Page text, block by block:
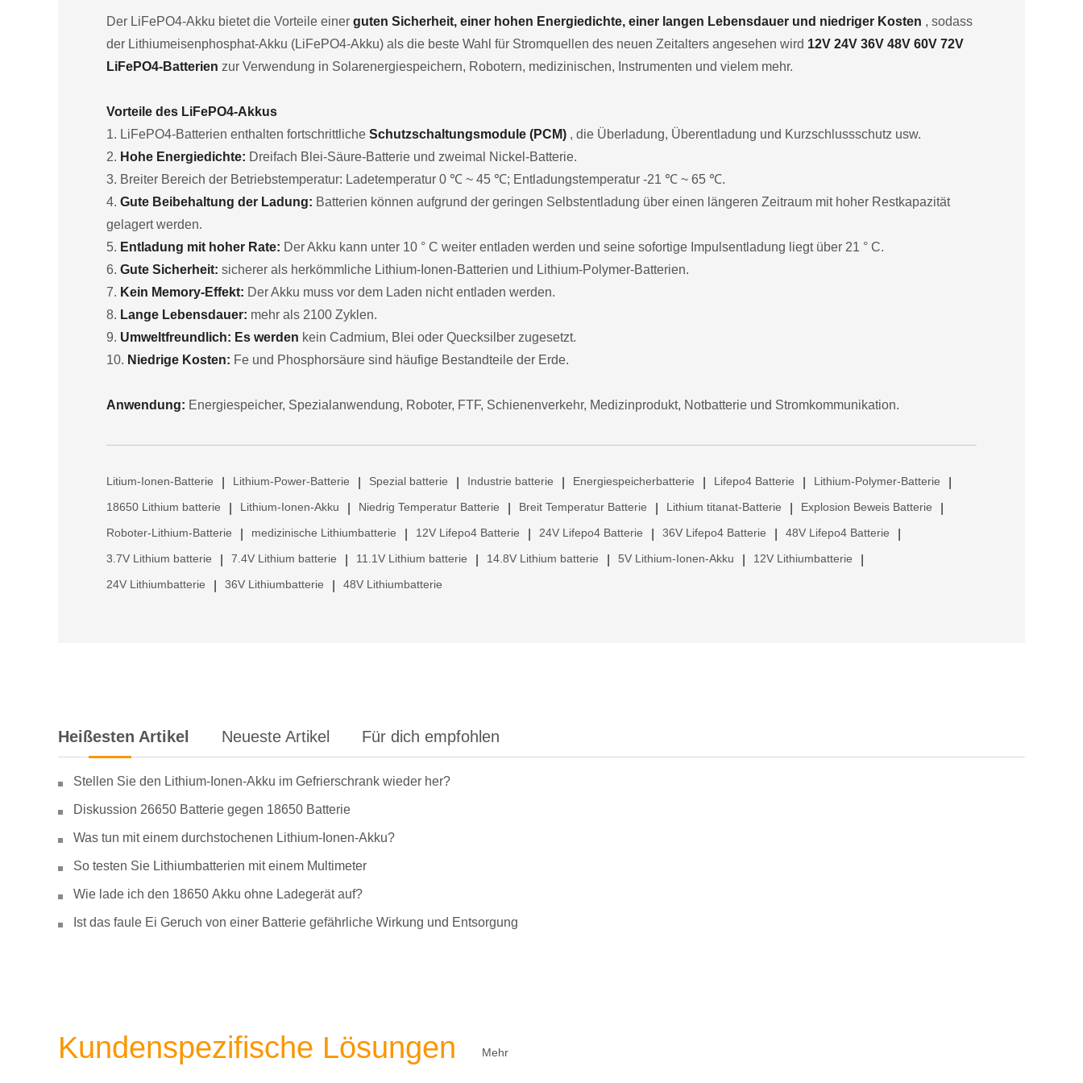
Der LiFePO4-Akku bietet die Vorteile einer guten Sicherheit, einer hohen Energiedichte, einer langen Lebensdauer und niedriger Kosten , sodass
der Lithiumeisenphosphat-Akku (LiFePO4-Akku) als die beste Wahl für Stromquellen des neuen Zeitalters angesehen wird 12V 24V 36V 48V 60V 72V
LiFePO4-Batterien zur Verwendung in Solarenergiespeichern, Robotern, medizinischen, Instrumenten und vielem mehr.
Vorteile des LiFePO4-Akkus
1. LiFePO4-Batterien enthalten fortschrittliche Schutzschaltungsmodule (PCM) , die Überladung, Überentladung und Kurzschlussschutz usw.
2. Hohe Energiedichte: Dreifach Blei-Säure-Batterie und zweimal Nickel-Batterie.
3. Breiter Bereich der Betriebstemperatur: Ladetemperatur 0 ℃ ~ 45 ℃; Entladungstemperatur -21 ℃ ~ 65 ℃.
4. Gute Beibehaltung der Ladung: Batterien können aufgrund der geringen Selbstentladung über einen längeren Zeitraum mit hoher Restkapazität
gelagert werden.
5. Entladung mit hoher Rate: Der Akku kann unter 10 ° C weiter entladen werden und seine sofortige Impulsentladung liegt über 21 ° C.
6. Gute Sicherheit: sicherer als herkömmliche Lithium-Ionen-Batterien und Lithium-Polymer-Batterien.
7. Kein Memory-Effekt: Der Akku muss vor dem Laden nicht entladen werden.
8. Lange Lebensdauer: mehr als 2100 Zyklen.
9. Umweltfreundlich: Es werden kein Cadmium, Blei oder Quecksilber zugesetzt.
10. Niedrige Kosten: Fe und Phosphorsäure sind häufige Bestandteile der Erde.
Anwendung: Energiespeicher, Spezialanwendung, Roboter, FTF, Schienenverkehr, Medizinprodukt, Notbatterie und Stromkommunikation.
Litium-Ionen-Batterie Lithium-Power-Batterie Spezial batterie Industrie batterie Energiespeicherbatterie Lifepo4 Batterie Lithium-Polymer-Batterie
18650 Lithium batterie Lithium-Ionen-Akku Niedrig Temperatur Batterie Breit Temperatur Batterie Lithium titanat-Batterie Explosion Beweis Batterie
Roboter-Lithium-Batterie medizinische Lithiumbatterie 12V Lifepo4 Batterie 24V Lifepo4 Batterie 36V Lifepo4 Batterie 48V Lifepo4 Batterie
3.7V Lithium batterie 7.4V Lithium batterie 11.1V Lithium batterie 14.8V Lithium batterie 5V Lithium-Ionen-Akku 12V Lithiumbatterie
24V Lithiumbatterie 36V Lithiumbatterie 48V Lithiumbatterie
Heißesten Artikel Neueste Artikel Für dich empfohlen
Stellen Sie den Lithium-Ionen-Akku im Gefrierschrank wieder her?
Diskussion 26650 Batterie gegen 18650 Batterie
Was tun mit einem durchstochenen Lithium-Ionen-Akku?
So testen Sie Lithiumbatterien mit einem Multimeter
Wie lade ich den 18650 Akku ohne Ladegerät auf?
Ist das faule Ei Geruch von einer Batterie gefährliche Wirkung und Entsorgung
Kundenspezifische Lösungen Mehr